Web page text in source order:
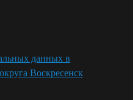
данных в
Воскресенск